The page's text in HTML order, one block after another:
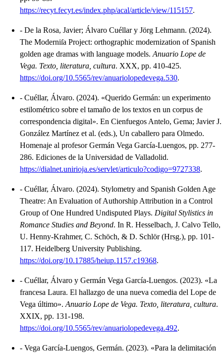
https://recyt.fecyt.es/index.php/acal/article/view/115157.
- De la Rosa, Javier; Álvaro Cuéllar y Jörg Lehmann. (2024).
The Moderniſa Project: orthographic modernization of Spanish
golden age dramas with language models. Anuario Lope de
Vega. Texto, literatura, cultura. XXX, pp. 410-425.
https://doi.org/10.5565/rev/anuariolopedevega.530.
- Cuéllar, Álvaro. (2024). «Querido Germán: un experimento
estilométrico sobre el tamaño de los textos en un corpus de
correspondencia digital». En Cienfuegos Antelo, Gema; Javier J.
González Martínez et al. (eds.), Un caballero para Olmedo.
Homenaje al profesor Germán Vega García-Luengos, pp. 277-
286. Ediciones de la Universidad de Valladolid.
https://dialnet.unirioja.es/servlet/articulo?codigo=9727338.
- Cuéllar, Álvaro. (2024). Stylometry and Spanish Golden Age
Theatre: An Evaluation of Authorship Attribution in a Control
Group of One Hundred Undisputed Plays. Digital Stylistics in
Romance Studies and Beyond. In R. Hesselbach, J. Calvo Tello,
U. Henny-Krahmer, C. Schöch, & D. Schlör (Hrsg.), pp. 101-
117. Heidelberg University Publishing.
https://doi.org/10.17885/heiup.1157.c19368.
- Cuéllar, Álvaro y Germán Vega García-Luengos. (2023). «La
francesa Laura. El hallazgo de una nueva comedia del Lope de
Vega último». Anuario Lope de Vega. Texto, literatura, cultura.
XXIX, pp. 131-198.
https://doi.org/10.5565/rev/anuariolopedevega.492.
- Vega García-Luengos, Germán. (2023). «Para la delimitación